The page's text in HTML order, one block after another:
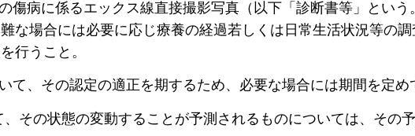
傷病に係るエックス線直接撮影写真（以下「診断書等」という
な場合には必要に応じ療養の経過若しくは日常生活状況等の
行うこと。
て、その認定の適正を期するため、必要な場合には期間を定め
その状態の変動することが予測されるものについては、その